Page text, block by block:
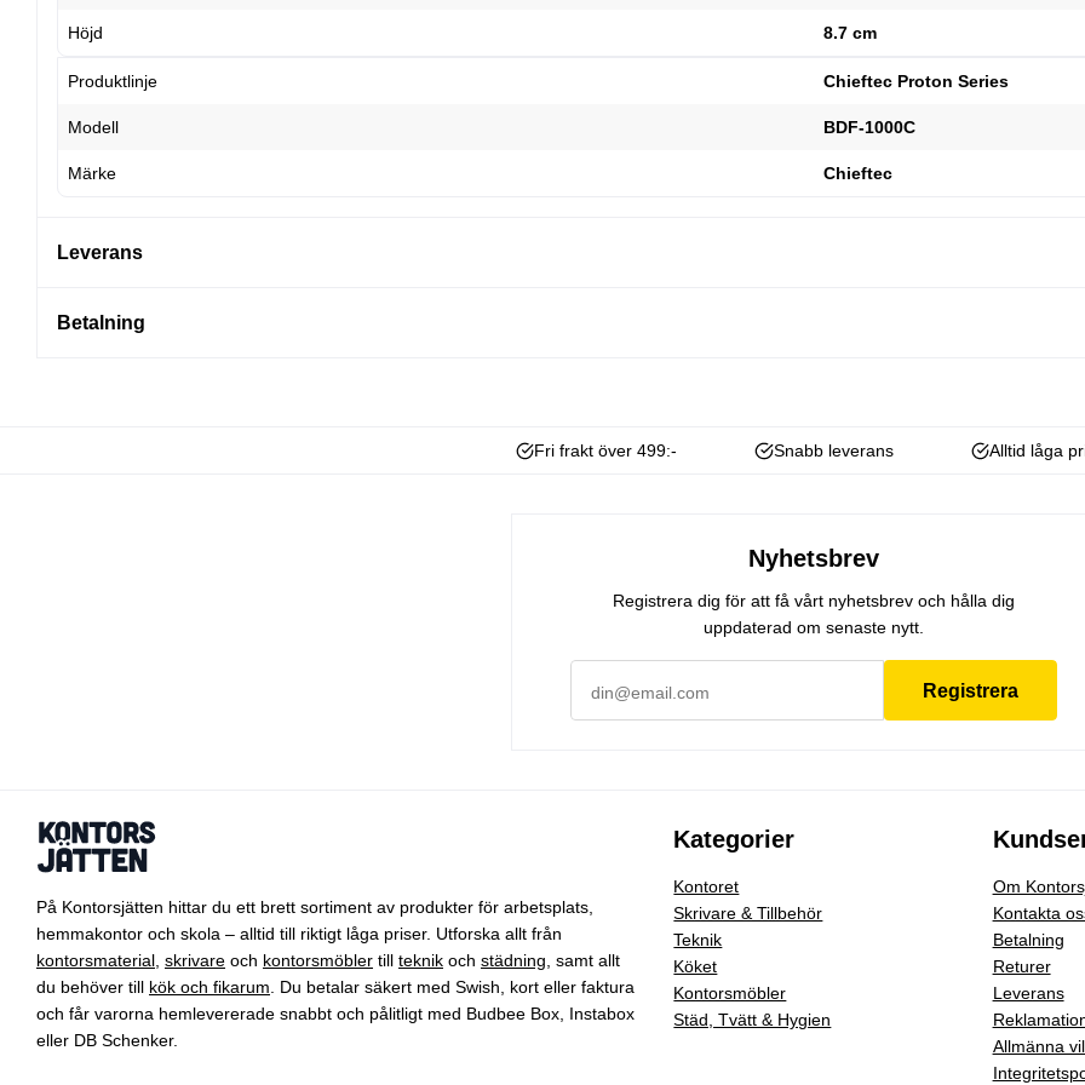
Höjd 8.7 cm
Produktlinje Chieftec Proton Series
Modell BDF-1000C
Märke Chieftec
Leverans
Betalning
Fri frakt över 499:- Snabb leverans Alltid låga
Nyhetsbrev
Registrera dig för att få vårt nyhetsbrev och hålla dig
uppdaterad om senaste nytt.
Registrera
På Kontorsjätten hittar du ett brett sortiment av produkter för arbetsplats,
hemmakontor och skola – alltid till riktigt låga priser. Utforska allt från
kontorsmaterial skrivare och kontorsmöbler till teknik och städning , samt allt
du behöver till kök och fikarum . Du betalar säkert med Swish, kort eller faktura
och får varorna hemlevererade snabbt och pålitligt med Budbee Box, Instabox
eller DB Schenker.
Kategorier
Kontoret
Skrivare & Tillbehör
Teknik
Köket
Kontorsmöbler
Städ, Tvätt & Hygien
Om
Kontakta
Betalning
Returer
Leverans
Allmänna